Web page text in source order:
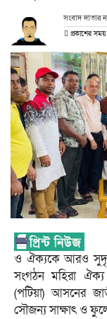
সংবাদ দাতার
প্রকাশের
ও ঐক্যকে আরও সুদৃঢ়
সংগঠন মহিরা ঐক্য
(পটিয়া) আসনের
সৌজন্য সাক্ষাৎ ও